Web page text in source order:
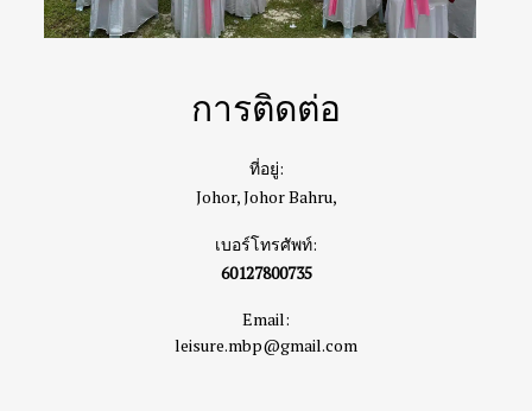
การติดต่อ
ที่อยู่:
Johor, Johor Bahru,
เบอร์โทรศัพท์:
60127800735
Email:
leisure.mbp@gmail.com